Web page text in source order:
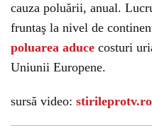
cauza poluării, anual.
fruntaş la nivel de
poluarea aduce costuri
Uniunii Europene.
sursă video: stirileprotv.ro
Could